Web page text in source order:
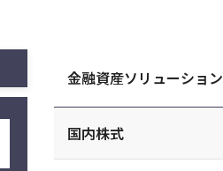
金融資産ソリューション
国内株式